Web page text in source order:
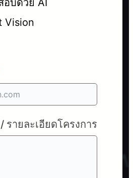
อบด้วย AI
Vision
รายละเอียดโครงการ